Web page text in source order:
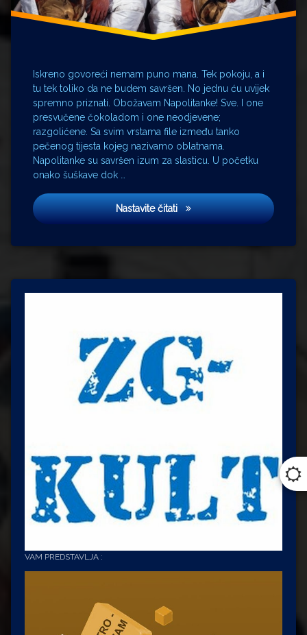
Iskreno govoreći nemam puno mana. Tek pokoju, a i
tu tek toliko da ne budem savršen. No jednu ću uvijek
spremno priznati. Obožavam Napolitanke! Sve. I one
presvučene čokoladom i one neodjevene;
razgolićene. Sa svim vrstama file između tanko
pečenog tijesta kojeg nazivamo oblatnama.
Napolitanke su savršen izum za slasticu. U početku
onako šuškave dok …
Nastavite čitatiNapolitanke
Armstrong
Sloboda
Osijek
Stari
Svet
tehnike
voćne
kocke
VAM PREDSTAVLJA :